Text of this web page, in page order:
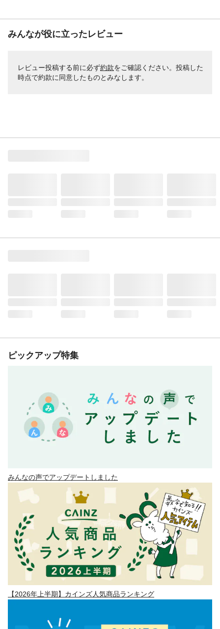
みんなが役に立ったレビュー
レビュー投稿する前に必ず約款をご確認ください。投稿した
時点で約款に同意したものとみなします。
ピックアップ特集
みんなの声でアップデートしました
【2026年上半期】カインズ人気商品ランキング